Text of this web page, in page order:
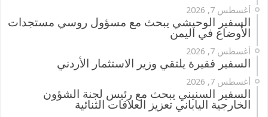
أغسطس 7, 2026
السفير الوحيشي يبحث مع مسؤول روسي مستجدات
الأوضاع في اليمن
أغسطس 7, 2026
السفير فقيرة يلتقي وزير الاستثمار الأردني
أغسطس 7, 2026
السفير السنيني يبحث مع رئيس لجنة الشؤون
الخارجية الياباني تعزيز العلاقات الثنائية